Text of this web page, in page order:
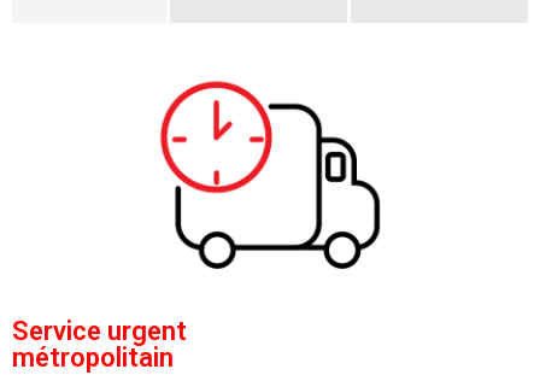
Service urgent
métropolitain